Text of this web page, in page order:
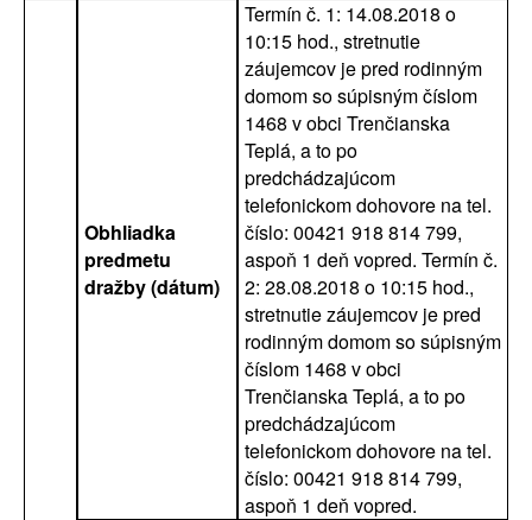
Obhliadka
predmetu
dražby (dátum)
Termín č. 1: 14.08.2018 o
10:15 hod., stretnutie
záujemcov je pred rodinným
domom so súpisným číslom
1468 v obci Trenčianska
Teplá, a to po
predchádzajúcom
telefonickom dohovore na tel.
číslo: 00421 918 814 799,
aspoň 1 deň vopred. Termín č.
2: 28.08.2018 o 10:15 hod.,
stretnutie záujemcov je pred
rodinným domom so súpisným
číslom 1468 v obci
Trenčianska Teplá, a to po
predchádzajúcom
telefonickom dohovore na tel.
číslo: 00421 918 814 799,
aspoň 1 deň vopred.